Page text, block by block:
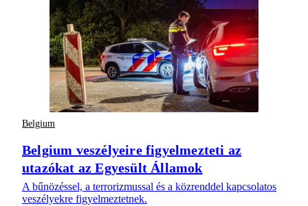
Belgium
Belgium veszélyeire figyelmezteti az
utazókat az Egyesült Államok
A bűnözéssel, a terrorizmussal és a közrenddel kapcsolatos
veszélyekre figyelmeztetnek.